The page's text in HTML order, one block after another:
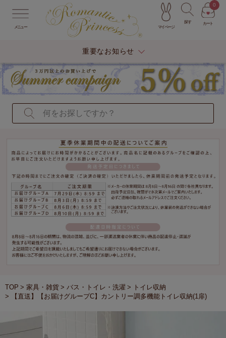
メニュー マイページ
探す カート
0
重要なお知らせ
TOP 家具・雑貨 バス・トイレ・洗濯
トイレ収納
【直送】【お届けグループC】カントリー調多機能トイレ収納(1扉)